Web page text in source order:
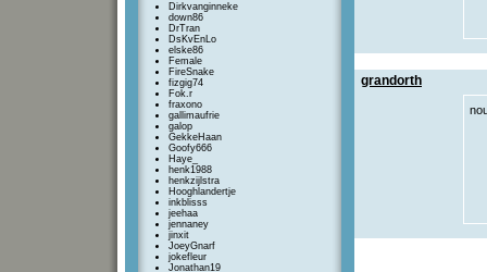
Dirkvanginneke
down86
DrTran
DsKvEnLo
elske86
Female
FireSnake
fizgig74
Fok.r
fraxono
gallimaufrie
galop
GekkeHaan
Goofy666
Haye_
henk1988
henkzijlstra
Hooghlandertje
inkblisss
jeehaa
jennaney
jinxit
JoeyGnarf
jokefleur
Jonathan19
grandorth